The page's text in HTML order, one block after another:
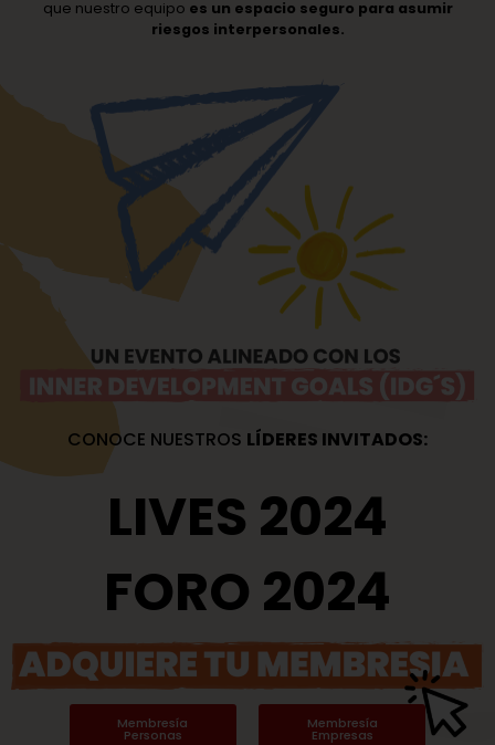
que nuestro equipo es un espacio seguro para asumir
riesgos interpersonales.
CONOCE NUESTROS LÍDERES INVITADOS:
LIVES 2024
FORO 2024
Membresía
Personas
Membresía
Empresas